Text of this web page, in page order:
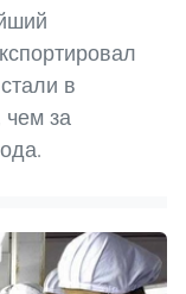
в
за